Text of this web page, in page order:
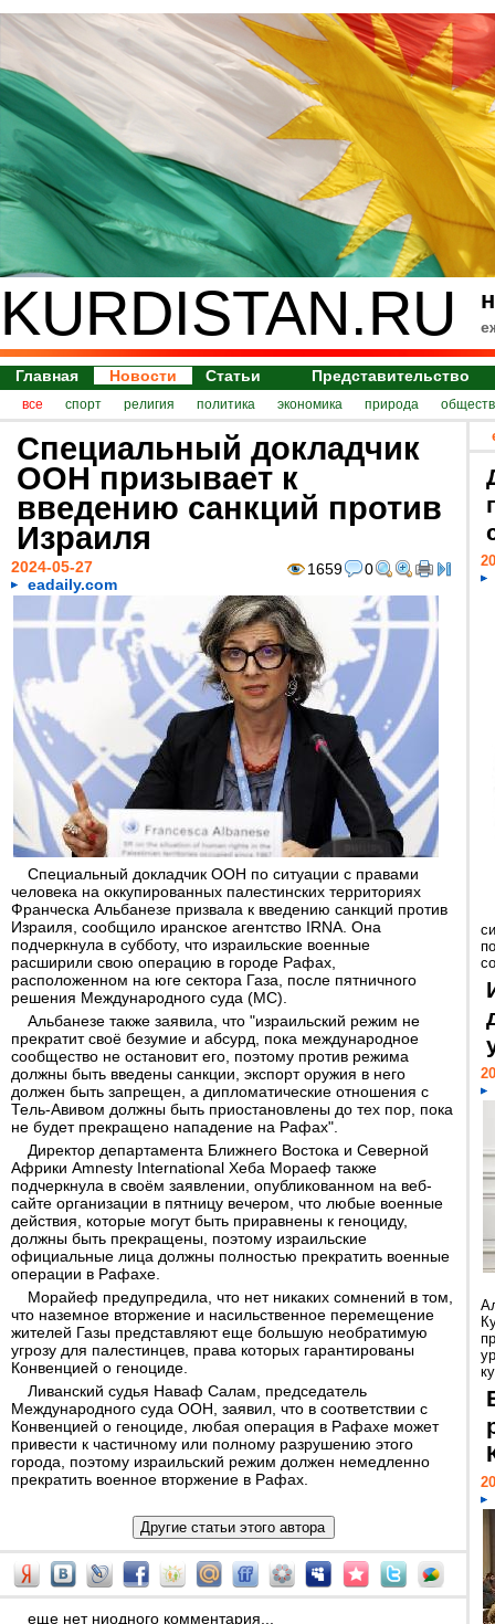
KURDISTAN.RU
Главная Новости Статьи Представительство
все спорт религия политика экономика природа
Специальный докладчик
ООН призывает к
введению санкций против
Израиля
1659 0
2024-05-27
eadaily.com
Специальный докладчик ООН по ситуации с правами
человека на оккупированных палестинских территориях
Франческа Альбанезе призвала к введению санкций против
Израиля, сообщило иранское агентство IRNA. Она
подчеркнула в субботу, что израильские военные
расширили свою операцию в городе Рафах,
расположенном на юге сектора Газа, после пятничного
решения Международного суда (МС).
Альбанезе также заявила, что "израильский режим не
прекратит своё безумие и абсурд, пока международное
сообщество не остановит его, поэтому против режима
должны быть введены санкции, экспорт оружия в него
должен быть запрещен, а дипломатические отношения с
Тель-Авивом должны быть приостановлены до тех пор, пока
не будет прекращено нападение на Рафах".
Директор департамента Ближнего Востока и Северной
Африки Amnesty International Хеба Мораеф также
подчеркнула в своём заявлении, опубликованном на веб-
сайте организации в пятницу вечером, что любые военные
действия, которые могут быть приравнены к геноциду,
должны быть прекращены, поэтому израильские
официальные лица должны полностью прекратить военные
операции в Рафахе.
Морайеф предупредила, что нет никаких сомнений в том,
что наземное вторжение и насильственное перемещение
жителей Газы представляют еще большую необратимую
угрозу для палестинцев, права которых гарантированы
Конвенцией о геноциде.
Ливанский судья Наваф Салам, председатель
Международного суда ООН, заявил, что в соответствии с
Конвенцией о геноциде, любая операция в Рафахе может
привести к частичному или полному разрушению этого
города, поэтому израильский режим должен немедленно
прекратить военное вторжение в Рафах.
еще нет ниодного комментария...